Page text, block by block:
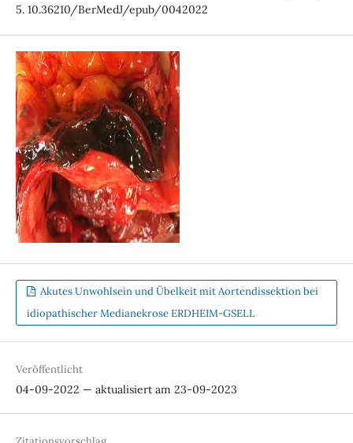
5. 10.36210/BerMedJ/epub/0042022
Akutes Unwohlsein und Übelkeit mit Aortendissektion bei
idiopathischer Medianekrose ERDHEIM-GSELL
Veröffentlicht
04-09-2022 — aktualisiert am 23-09-2023